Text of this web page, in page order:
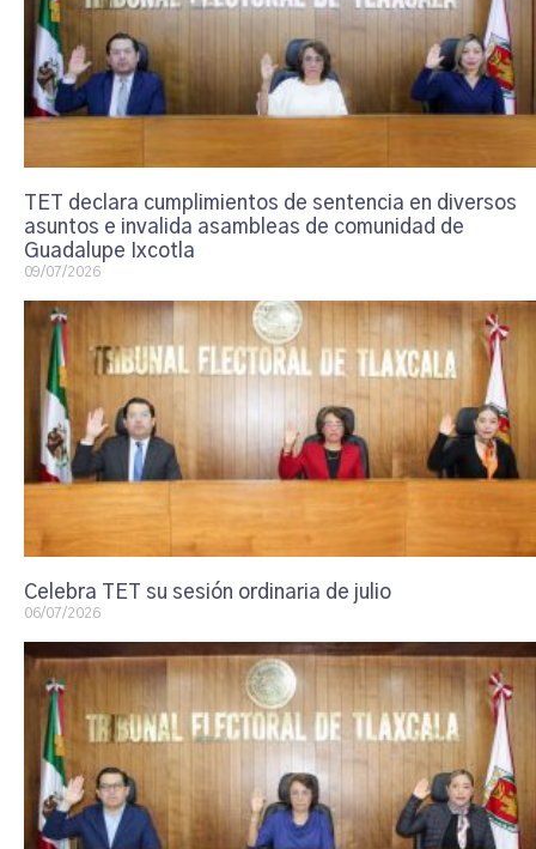
TET declara cumplimientos de sentencia en diversos
asuntos e invalida asambleas de comunidad de
Guadalupe Ixcotla
09/07/2026
Celebra TET su sesión ordinaria de julio
06/07/2026